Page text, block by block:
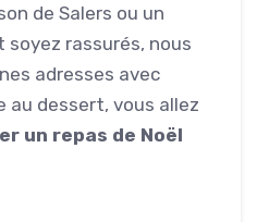
de Salers ou un
rassurés, nous
adresses avec
au dessert, vous allez
un repas de Noël